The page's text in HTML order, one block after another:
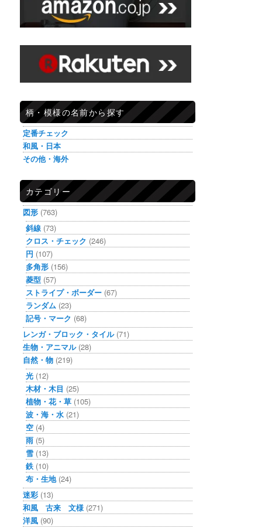
柄・模様の名前から探す
定番チェック
和風・日本
その他・海外
カテゴリー
図形 (763)
斜線 (73)
クロス・チェック (246)
円 (107)
多角形 (156)
菱型 (57)
ストライプ・ボーダー (67)
ランダム (23)
記号・マーク (68)
レンガ・ブロック・タイル(71)
生物・アニマル(28)
自然・物 (219)
光 (12)
木材・木目 (25)
植物・花・草 (105)
波・海・水 (21)
空 (4)
雨 (5)
雪 (13)
鉄 (10)
布・生地(24)
迷彩 (13)
和風 古来 文様 (271)
洋風 (90)